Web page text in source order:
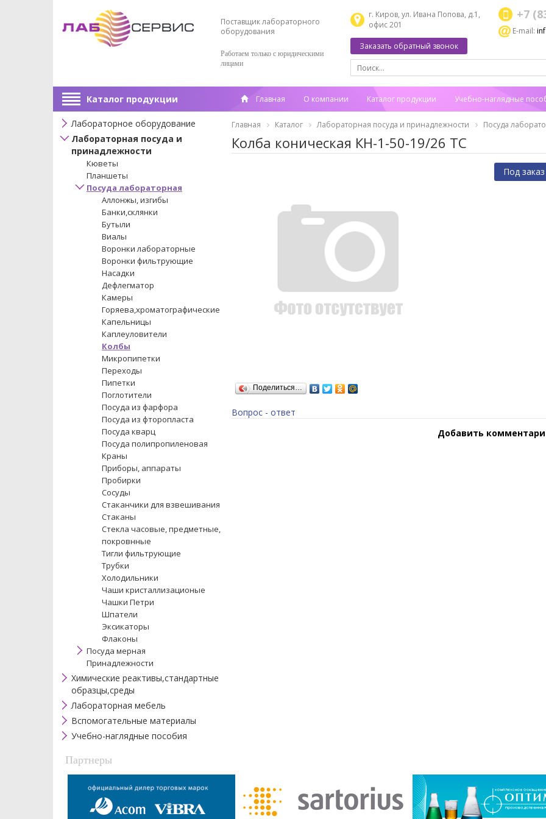
Поставщик лабораторного
оборудования
Работаем только с юридическими
лицами
г. Киров, ул. Ивана Попова, д.1,
офис 201
+7
E-mail:
Заказать обратный звонок
Каталог продукции Главная О компании Каталог продукции Учебно-наглядные
Лабораторное оборудование
Лабораторная посуда и
принадлежности
Кюветы
Планшеты
Посуда лабораторная
Аллонжы, изгибы
Банки,склянки
Бутыли
Виалы
Воронки лабораторные
Воронки фильтрующие
Насадки
Дефлегматор
Камеры
Горяева,хроматографические
Капельницы
Каплеуловители
Колбы
Микропипетки
Переходы
Пипетки
Поглотители
Посуда из фарфора
Посуда из фторопласта
Посуда кварц
Посуда полипропиленовая
Краны
Приборы, аппараты
Пробирки
Сосуды
Стаканчики для взвешивания
Стаканы
Стекла часовые, предметные,
покровнные
Тигли фильтрующие
Трубки
Холодильники
Чаши кристаллизационые
Чашки Петри
Шпатели
Эксикаторы
Флаконы
Посуда мерная
Принадлежности
Химические реактивы,стандартные
образцы,среды
Лабораторная мебель
Вспомогательные материалы
Учебно-наглядные пособия
Главная Каталог Лабораторная посуда и принадлежности Посуда
Колба коническая КН-1-50-19/26 ТС
Поделиться…
Под заказ
Вопрос - ответ
Добавить
Партнеры